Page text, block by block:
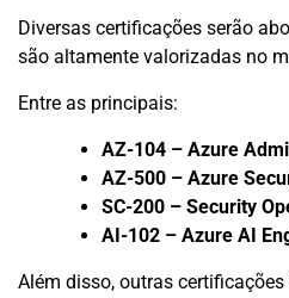
Diversas certificações serão
são altamente valorizadas no
Entre as principais:
AZ-104 – Azure
AZ-500 – Azure
SC-200 – Security
AI-102 – Azure AI
Além disso, outras